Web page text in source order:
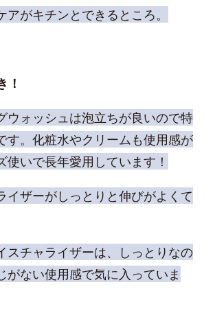
アがキチンとできるところ。
！
ウォッシュは泡立ちが良いので特
す。化粧水やクリームも使用感が
使いで長年愛用しています！
イザーがしっとりと伸びがよくて
スチャライザーは、しっとりなの
がない使用感で気に入っていま